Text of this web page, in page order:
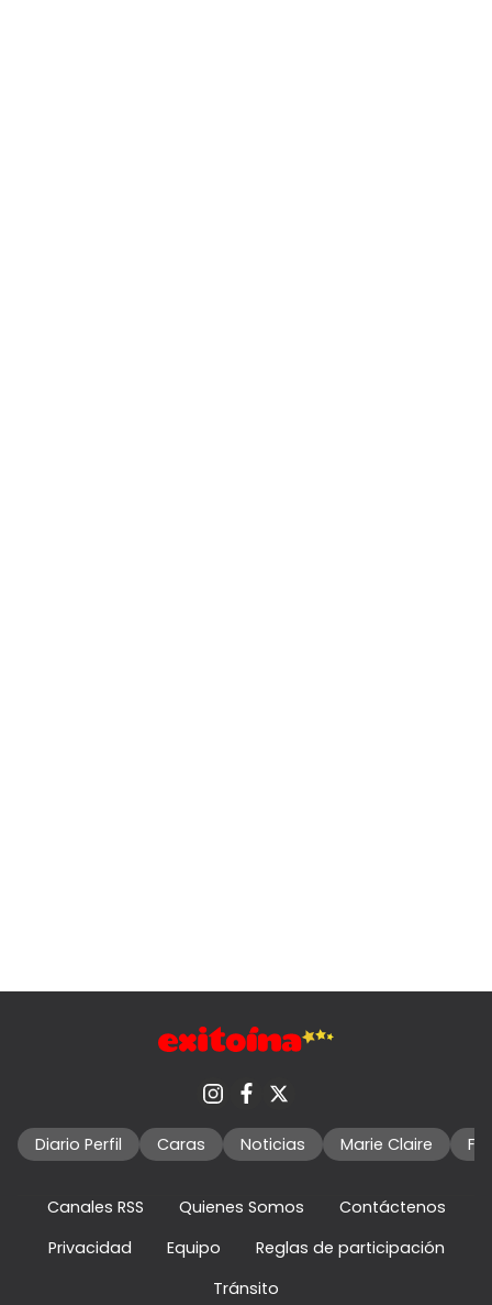
Diario Perfil Caras Noticias Marie Claire
Canales RSS Quienes Somos
Contáctenos
Privacidad
Equipo
Reglas de participación
Tránsito